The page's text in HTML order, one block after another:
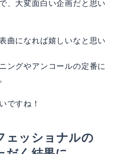
ングやアンコールの定番に
ェッショナルの
だく結果に